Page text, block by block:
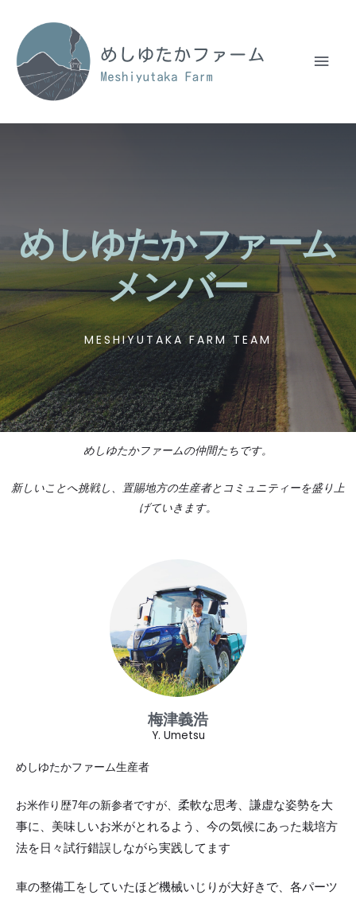
めしゆたかファーム
メンバー
MESHIYUTAKA FARM TEAM
めしゆたかファームの仲間たちです。
新しいことへ挑戦し、置賜地方の生産者とコミュニティーを盛り上
げていきます。
梅津義浩
Y. Umetsu
めしゆたかファーム生産者
お米作り歴7年の新参者ですが、 柔軟な思考、謙虚な姿勢を大
事に、 美味しいお米がとれるよう、 今の気候にあった栽培方
法を日々試行錯誤しながら実践してます
車の整備工をしていたほど機械いじりが大好きで、各パーツ